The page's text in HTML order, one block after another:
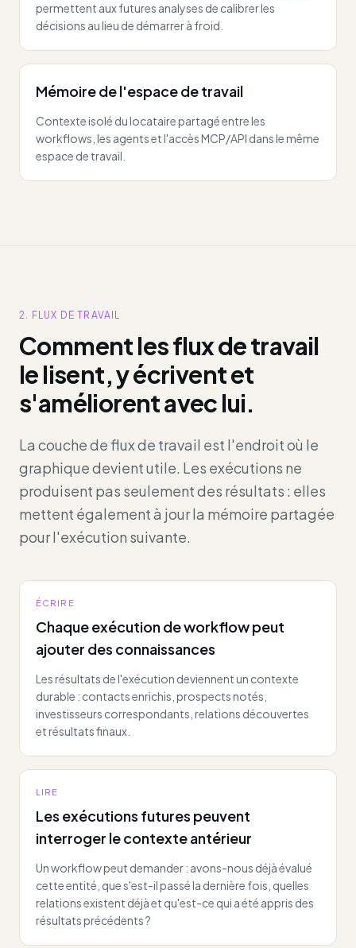
permettent aux futures analyses de calibrer les
décisions au lieu de démarrer à froid.
Mémoire de l'espace de travail
Contexte isolé du locataire partagé entre les
workflows, les agents et l'accès MCP/API dans le même
espace de travail.
2. FLUX DE TRAVAIL
Comment les flux de travail
le lisent, y écrivent et
s'améliorent avec lui.
La couche de flux de travail est l'endroit où le
graphique devient utile. Les exécutions ne
produisent pas seulement des résultats : elles
mettent également à jour la mémoire partagée
pour l'exécution suivante.
ÉCRIRE
Chaque exécution de workflow peut
ajouter des connaissances
Les résultats de l'exécution deviennent un contexte
durable : contacts enrichis, prospects notés,
investisseurs correspondants, relations découvertes
et résultats finaux.
LIRE
Les exécutions futures peuvent
interroger le contexte antérieur
Un workflow peut demander : avons-nous déjà évalué
cette entité, que s'est-il passé la dernière fois, quelles
relations existent déjà et qu'est-ce qui a été appris des
résultats précédents ?